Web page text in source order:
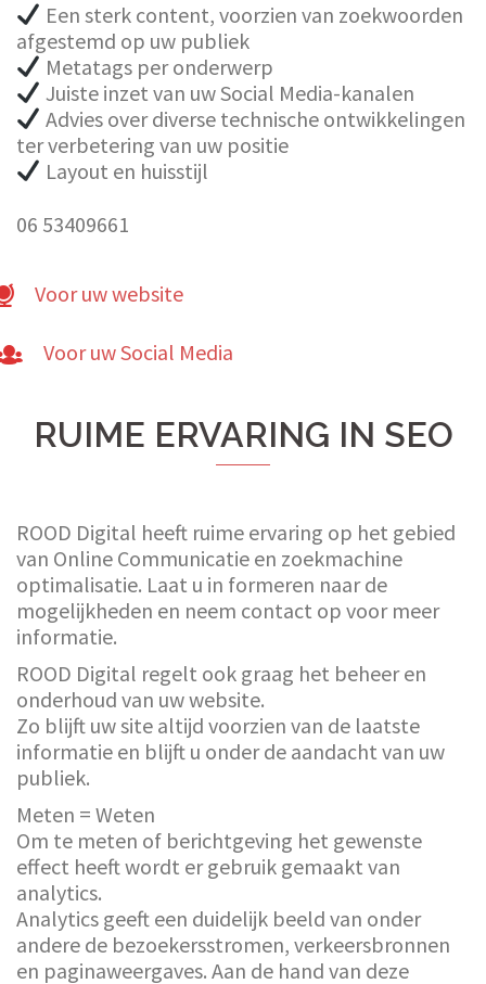
Een sterk content, voorzien van zoekwoorden
afgestemd op uw publiek
Metatags per onderwerp
Juiste inzet van uw Social Media-kanalen
Advies over diverse technische ontwikkelingen
ter verbetering van uw positie
Layout en huisstijl
06 53409661
Voor uw website
Voor uw Social Media
RUIME ERVARING IN SEO
ROOD Digital heeft ruime ervaring op het gebied
van Online Communicatie en zoekmachine
optimalisatie. Laat u in formeren naar de
mogelijkheden en neem contact op voor meer
informatie.
ROOD Digital regelt ook graag het beheer en
onderhoud van uw website.
Zo blijft uw site altijd voorzien van de laatste
informatie en blijft u onder de aandacht van uw
publiek.
Meten = Weten
Om te meten of berichtgeving het gewenste
effect heeft wordt er gebruik gemaakt van
analytics.
Analytics geeft een duidelijk beeld van onder
andere de bezoekersstromen, verkeersbronnen
en paginaweergaves. Aan de hand van deze